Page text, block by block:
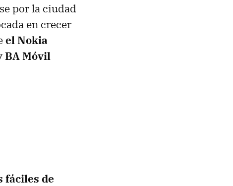
por la ciudad
en crecer
el Nokia
BA Móvil
fáciles de